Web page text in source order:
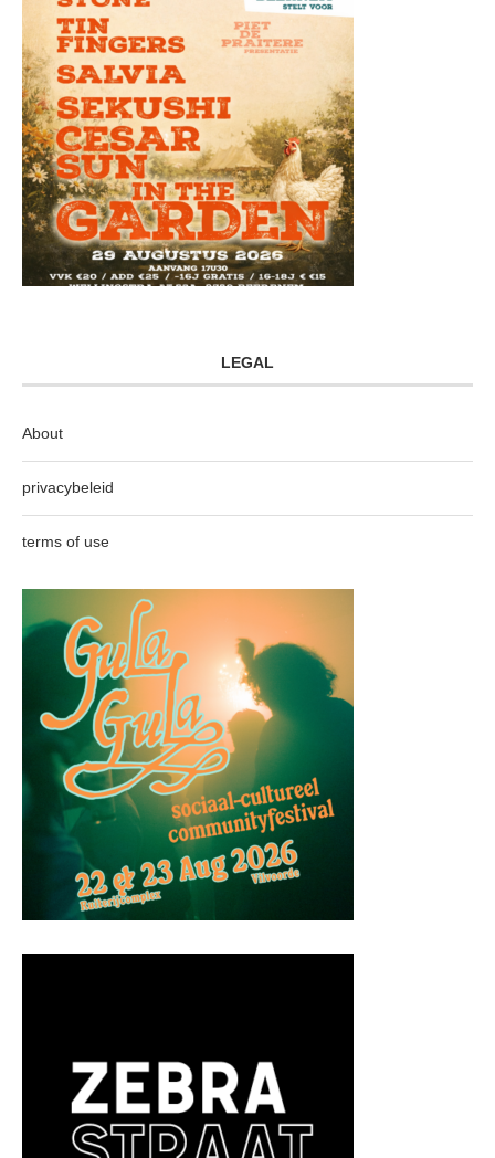
LEGAL
About
privacybeleid
terms of use